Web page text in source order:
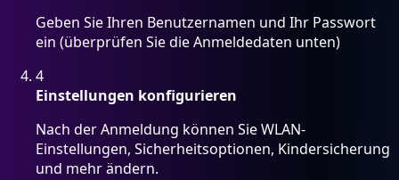
Geben Sie Ihren Benutzernamen und Ihr Passwort
ein (überprüfen Sie die Anmeldedaten unten)
4
Einstellungen konfigurieren
Nach der Anmeldung können Sie WLAN-
Einstellungen, Sicherheitsoptionen, Kindersicherung
und mehr ändern.